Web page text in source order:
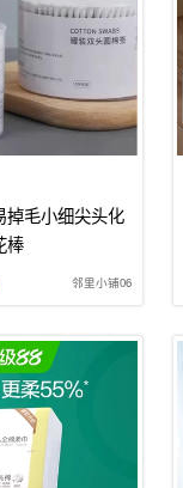
掉毛小细尖头化
棒
邻里小铺06